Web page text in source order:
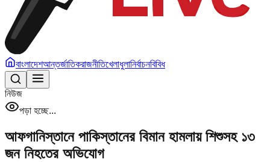
বাংলাদেশআন্তর্জাতিকরাজনীতিখেলাধুলানির্বাচনবিবিধ
নিউজ
পড়া হচ্ছে...
আফগানিস্তানে পাকিস্তানের বিমান হামলায় শিশুসহ ১৩
জন নিহতের অভিযোগ